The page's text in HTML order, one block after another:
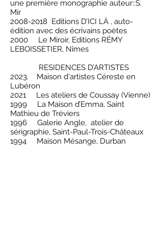
une première monographie auteur::S.
Mir
2008-2018 Editions D’ICI LÀ , auto-
édition avec des écrivains poètes
2000 Le Miroir, Editions RÉMY
LEBOISSETIER, Nîmes
RESIDENCES D’ARTISTES
2023. Maison d'artistes Céreste en
Lubéron
2021 Les ateliers de Coussay (Vienne)
1999 La Maison d’Emma, Saint
Mathieu de Tréviers
1996 Galerie Angle, atelier de
sérigraphie, Saint-Paul-Trois-Châteaux
1994 Maison Mésange, Durban